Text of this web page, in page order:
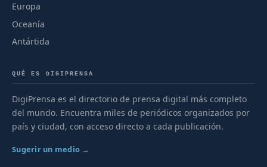
Europa
Oceanía
Antártida
QUÉ ES DIGIPRENSA
DigiPrensa es el directorio de prensa digital más completo
del mundo. Encuentra miles de periódicos organizados por
país y ciudad, con acceso directo a cada publicación.
Sugerir un medio →